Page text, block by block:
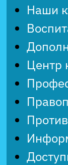
Наши
Центр